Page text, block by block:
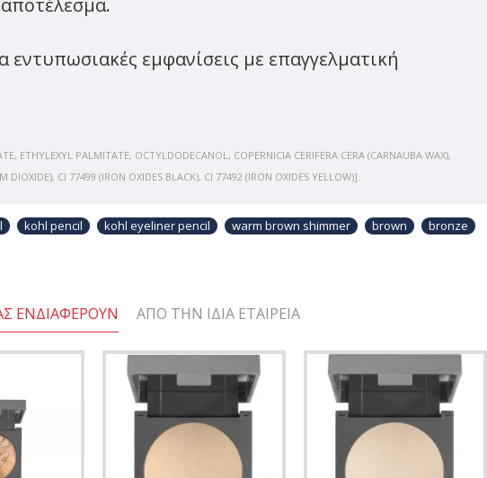
εντυπωσιακές εμφανίσεις με επαγγελματική
ETHYLEXYL PALMITATE, OCTYLDODECANOL, COPERNICIA CERIFERA CERA (CARNAUBA WAX),
CI 77499 (IRON OXIDES BLACK), CI 77492 (IRON OXIDES YELLOW)].
kohl pencil kohl eyeliner pencil warm brown shimmer brown bronze
ΕΝΔΙΑΦΈΡΟΥΝ ΑΠΌ ΤΗΝ ΊΔΙΑ ΕΤΑΙΡΕΊΑ